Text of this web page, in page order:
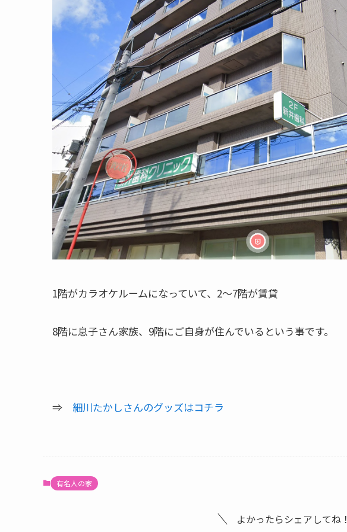
1階がカラオケルームになっていて、2～7階が賃貸
8階に息子さん家族、9階にご自身が住んでいるという事です。
⇒ 細川たかしさんのグッズはコチラ
有名人の家
よかったらシェアしてね！